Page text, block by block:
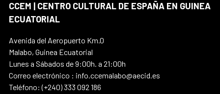
CCEM | CENTRO CULTURAL DE ESPAÑA EN GUINEA
ECUATORIAL
Avenida del Aeropuerto Km.0
Malabo, Guinea Ecuatorial
Lunes a Sábados de 9:00h. a 21:00h
Correo electrónico : info.ccemalabo@aecid.es
Teléfono: (+240) 333 092 186